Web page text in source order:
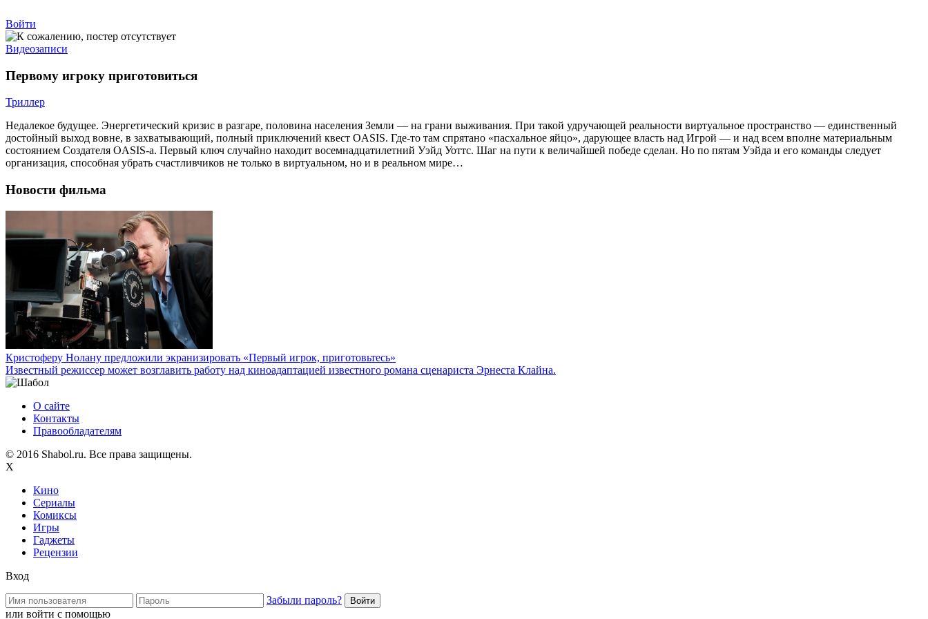
Войти
Видеозаписи
Первому игроку приготовиться
Триллер
Недалекое будущее. Энергетический кризис в разгаре, половина населения Земли — на грани выживания. При такой удручающей реальности виртуальное пространство — единственный
достойный выход вовне, в захватывающий, полный приключений квест OASIS. Где-то там спрятано «пасхальное яйцо», дарующее власть над Игрой — и над всем вполне материальным
состоянием Создателя OASIS-a. Первый ключ случайно находит восемнадцатилетний Уэйд Уоттс. Шаг на пути к величайшей победе сделан. Но по пятам Уэйда и его команды следует
организация, способная убрать счастливчиков не только в виртуальном, но и в реальном мире…
Новости фильма
Кристоферу Нолану предложили экранизировать «Первый игрок, приготовьтесь»
Известный режиссер может возглавить работу над киноадаптацией известного романа сценариста Эрнеста Клайна.
О сайте
Контакты
Правообладателям
© 2016 Shabol.ru. Все права защищены.
X
Кино
Сериалы
Комиксы
Игры
Гаджеты
Рецензии
Вход
Забыли пароль?
или войти с помощью